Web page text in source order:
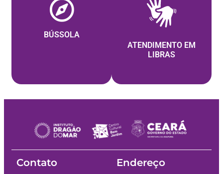
BÚSSOLA
ATENDIMENTO EM
LIBRAS
Contato Endereço